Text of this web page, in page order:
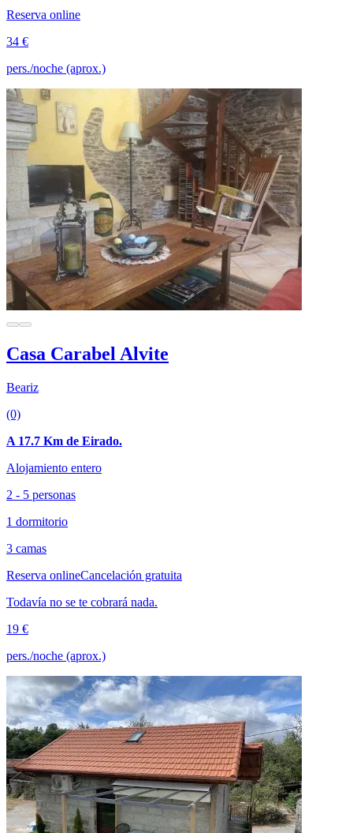
Reserva online
34 €
pers./noche (aprox.)
Casa Carabel Alvite
Beariz
(0)
A 17.7 Km de Eirado.
Alojamiento entero
2 - 5 personas
1 dormitorio
3 camas
Reserva onlineCancelación gratuita
Todavía no se te cobrará nada.
19 €
pers./noche (aprox.)